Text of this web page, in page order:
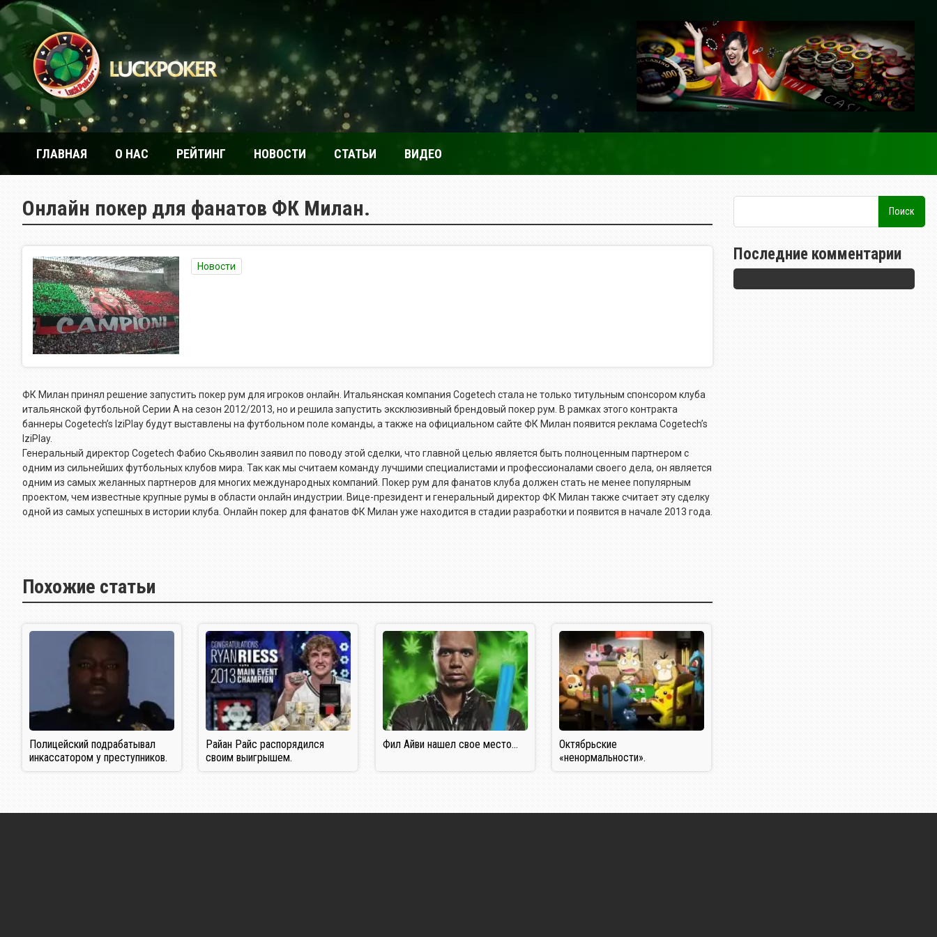
ГЛАВНАЯ О НАС РЕЙТИНГ НОВОСТИ СТАТЬИ ВИДЕО
Онлайн покер для фанатов ФК Милан.
Новости
ФК Милан принял решение запустить покер рум для игроков онлайн. Итальянская компания Cogetech стала не только титульным спонсором клуба
итальянской футбольной Серии А на сезон 2012/2013, но и решила запустить эксклюзивный брендовый покер рум. В рамках этого контракта
баннеры Cogetech’s IziPlay будут выставлены на футбольном поле команды, а также на официальном сайте ФК Милан появится реклама Cogetech’s
IziPlay.
Генеральный директор Cogetech Фабио Скьяволин заявил по поводу этой сделки, что главной целью является быть полноценным партнером с
одним из сильнейших футбольных клубов мира. Так как мы считаем команду лучшими специалистами и профессионалами своего дела, он является
одним из самых желанных партнеров для многих международных компаний. Покер рум для фанатов клуба должен стать не менее популярным
проектом, чем известные крупные румы в области онлайн индустрии. Вице-президент и генеральный директор ФК Милан также считает эту сделку
одной из самых успешных в истории клуба. Онлайн покер для фанатов ФК Милан уже находится в стадии разработки и появится в начале 2013 года.
Похожие статьи
Полицейский подрабатывал
инкассатором у преступников.
Райан Райс распорядился
своим выигрышем.
Фил Айви нашел свое место…
Октябрьские
«ненормальности».
Последние комментарии